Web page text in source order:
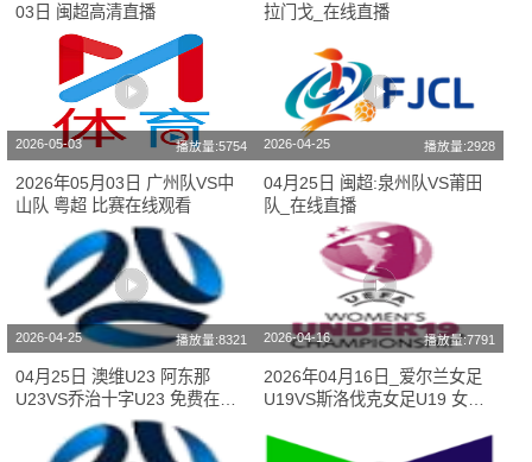
03日 闽超高清直播
拉门戈_在线直播
2026-05-03 播放量:5754
2026年05月03日 广州队VS中
山队 粤超 比赛在线观看
2026-04-25 播放量:2928
04月25日 闽超:泉州队VS莆田
队_在线直播
2026-04-25 播放量:8321
04月25日 澳维U23 阿东那
U23VS乔治十字U23 免费在线
2026-04-16 播放量:7791
2026年04月16日_爱尔兰女足
U19VS斯洛伐克女足U19 女欧